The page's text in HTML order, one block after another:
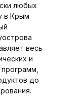
любых
в Крым
весь
и
до